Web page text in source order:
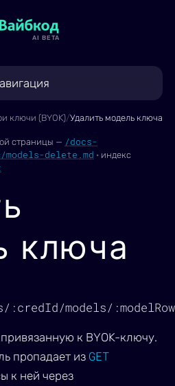
AI BETA
ключи (BYOK)/Удалить модель ключа
страницы — /docs-
delete.md · индекс
ключа
models/
к BYOK-ключу.
пропадает из GET
к ней через